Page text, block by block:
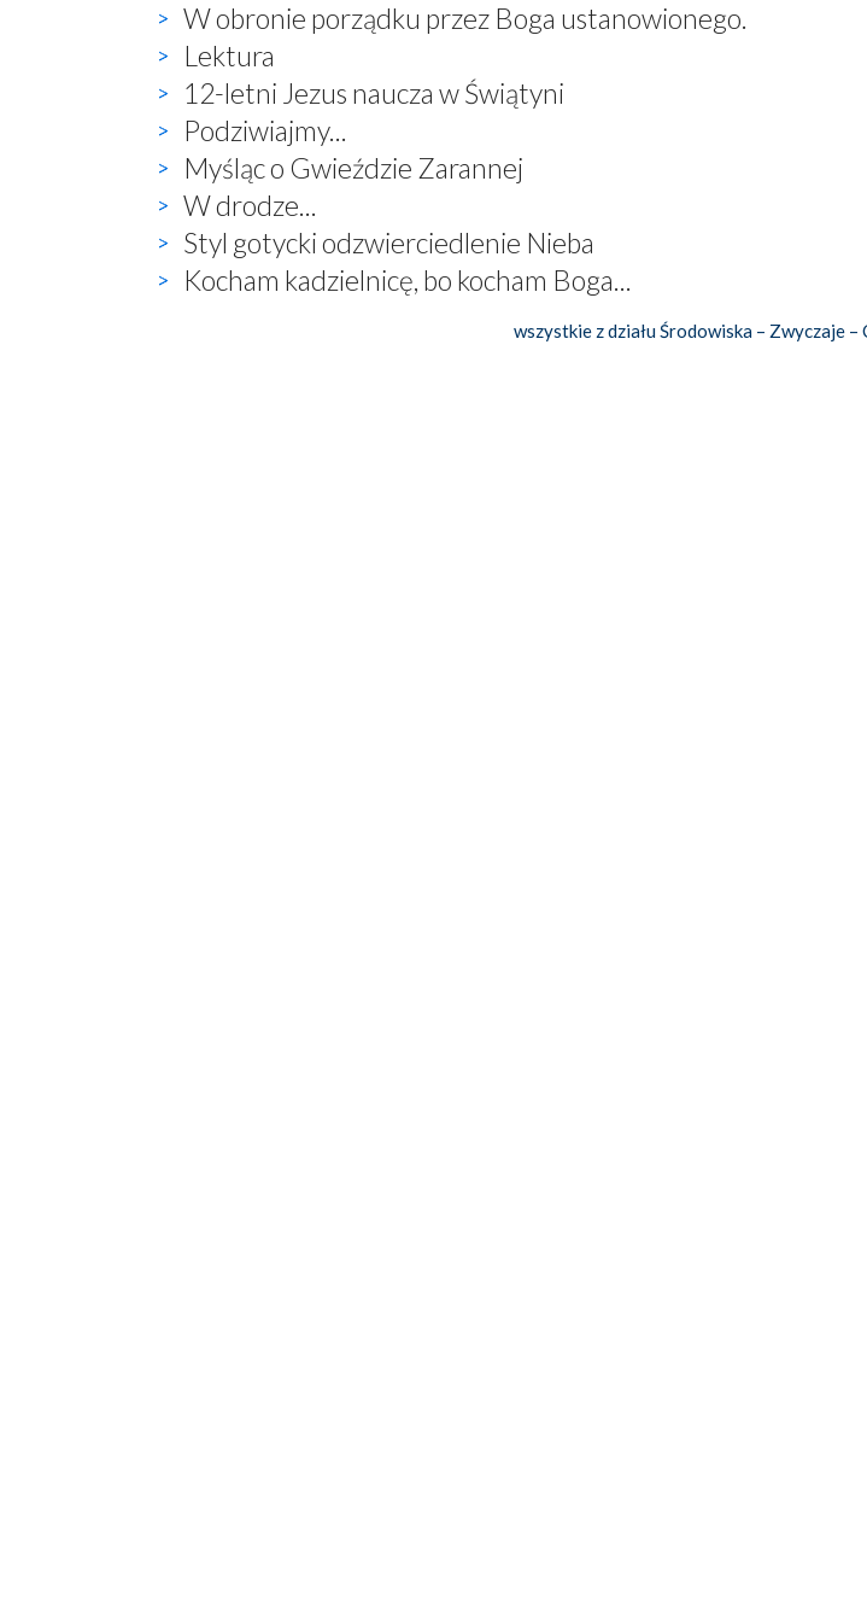
W obronie porządku przez Boga ustanowionego.
Lektura
12-letni Jezus naucza w Świątyni
Podziwiajmy...
Myśląc o Gwieździe Zarannej
W drodze...
Styl gotycki odzwierciedlenie Nieba
Kocham kadzielnicę, bo kocham Boga...
wszystkie z działu Środowiska – Zwyczaje –